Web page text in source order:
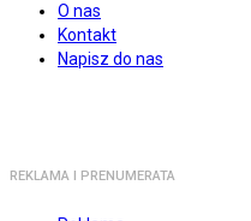
O nas
Kontakt
Napisz do nas
REKLAMA I PRENUMERATA